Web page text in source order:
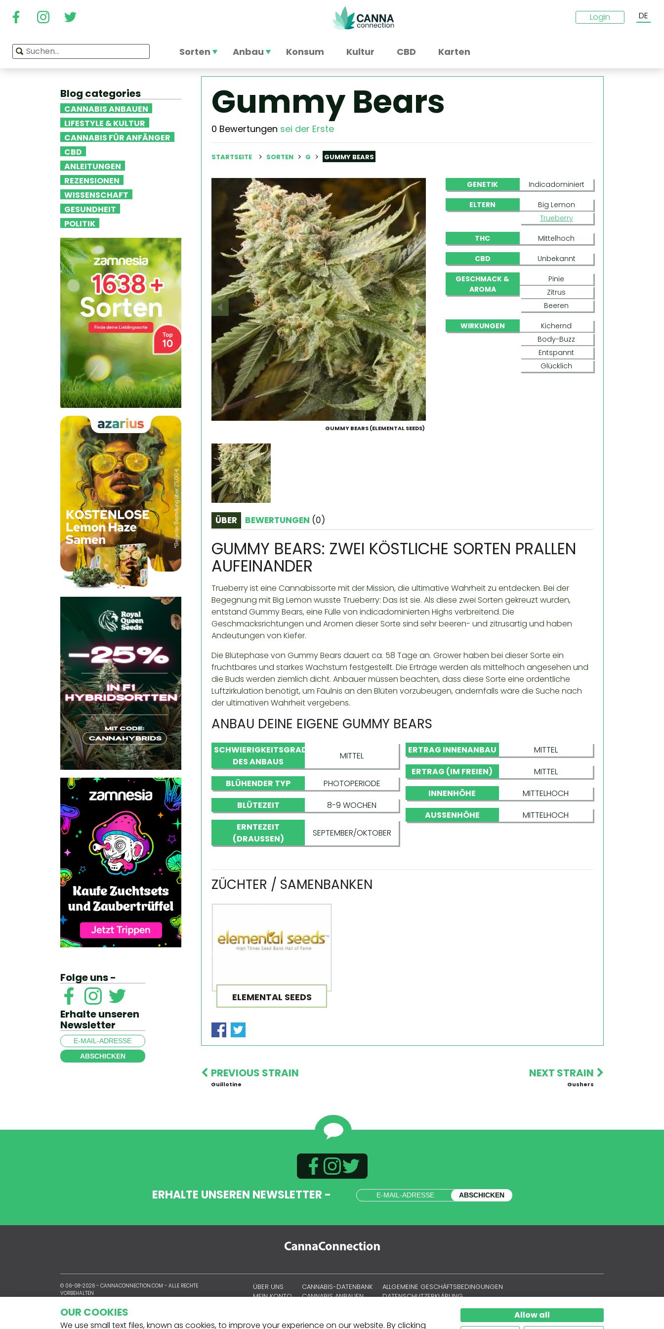
Login DE
Sorten Anbau Konsum Kultur CBD Karten
Blog categories
CANNABIS ANBAUEN
LIFESTYLE & KULTUR
CANNABIS FÜR ANFÄNGER
CBD
ANLEITUNGEN
REZENSIONEN
WISSENSCHAFT
GESUNDHEIT
POLITIK
Folge uns -
Erhalte unseren
Newsletter
ABSCHICKEN
Gummy Bears
0 Bewertungen sei der Erste
STARTSEITE SORTEN G GUMMY BEARS
GUMMY BEARS (ELEMENTAL SEEDS)
GENETIK Indicadominiert
ELTERN
Big Lemon
Trueberry
THC Mittelhoch
CBD Unbekannt
GESCHMACK &
AROMA
Pinie
Zitrus
Beeren
WIRKUNGEN
Kichernd
Body-Buzz
Entspannt
Glücklich
ÜBER BEWERTUNGEN (0)
GUMMY BEARS: ZWEI KÖSTLICHE SORTEN PRALLEN
AUFEINANDER
Trueberry ist eine Cannabissorte mit der Mission, die ultimative Wahrheit zu entdecken. Bei der
Begegnung mit Big Lemon wusste Trueberry: Das ist sie. Als diese zwei Sorten gekreuzt wurden,
entstand Gummy Bears, eine Fülle von indicadominierten Highs verbreitend. Die
Geschmacksrichtungen und Aromen dieser Sorte sind sehr beeren- und zitrusartig und haben
Andeutungen von Kiefer.
Die Blütephase von Gummy Bears dauert ca. 58 Tage an. Grower haben bei dieser Sorte ein
fruchtbares und starkes Wachstum festgestellt. Die Erträge werden als mittelhoch angesehen und
die Buds werden ziemlich dicht. Anbauer müssen beachten, dass diese Sorte eine ordentliche
Luftzirkulation benötigt, um Fäulnis an den Blüten vorzubeugen, andernfalls wäre die Suche nach
der ultimativen Wahrheit vergebens.
ANBAU DEINE EIGENE GUMMY BEARS
SCHWIERIGKEITSGRAD
DES ANBAUS
MITTEL
BLÜHENDER TYP
PHOTOPERIODE
BLÜTEZEIT
8-9 WOCHEN
ERNTEZEIT
(DRAUSSEN)
SEPTEMBER/OKTOBER
ERTRAG INNENANBAU
MITTEL
ERTRAG (IM FREIEN)
MITTEL
INNENHÖHE
MITTELHOCH
AUSSENHÖHE
MITTELHOCH
ZÜCHTER / SAMENBANKEN
ELEMENTAL SEEDS
PREVIOUS STRAIN
Guillotine
NEXT STRAIN
Gushers
ERHALTE UNSEREN NEWSLETTER - ABSCHICKEN
© 06-08-2026 - CANNACONNECTION.COM - ALLE RECHTE
VORBEHALTEN
ÜBER UNS
MEIN KONTO
CANNABIS-DATENBANK
CANNABIS ANBAUEN
ALLGEMEINE GESCHÄFTSBEDINGUNGEN
DATENSCHUTZERKLÄRUNG
OUR COOKIES
We use small text files, known as cookies, to improve your experience on our website. By clicking
Allow all